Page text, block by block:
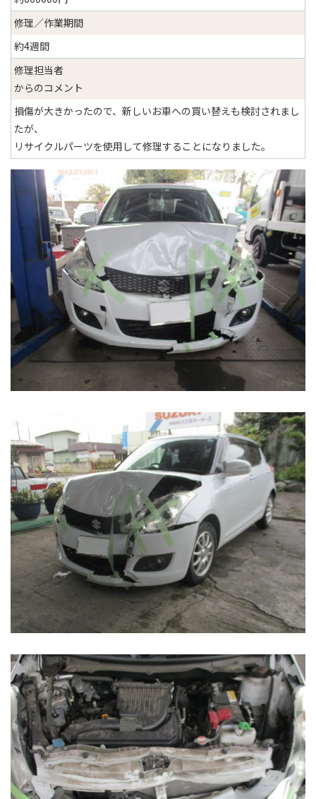
修理／作業期間
約4週間
修理担当者
からのコメント
損傷が大きかったので、新しいお車への買い替えも検討されまし
たが、
リサイクルパーツを使用して修理することになりました。